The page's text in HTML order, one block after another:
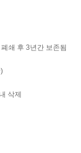
쇄 후 3년간 보존됨
삭제